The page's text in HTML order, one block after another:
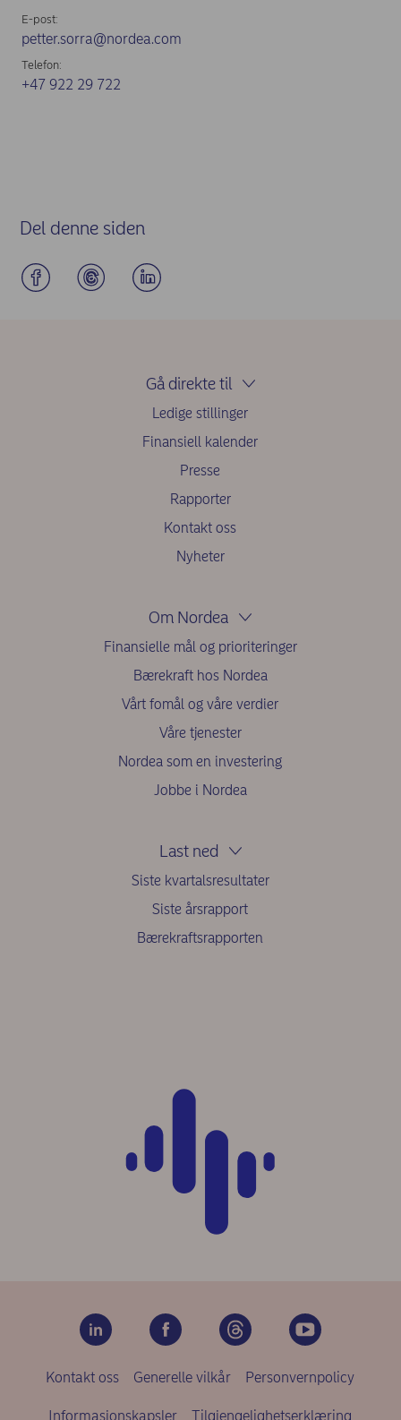
E-post:
petter.sorra@nordea.com
Telefon:
+47 922 29 722
Del denne siden
Gå direkte til
Ledige stillinger
Finansiell kalender
Presse
Rapporter
Kontakt oss
Nyheter
Om Nordea
Finansielle mål og prioriteringer
Bærekraft hos Nordea
Vårt fomål og våre verdier
Våre tjenester
Nordea som en investering
Jobbe i Nordea
Last ned
Siste kvartalsresultater
Siste årsrapport
Bærekraftsrapporten
Kontakt oss Generelle vilkår Personvernpolicy
Informasjonskapsler Tilgjengelighetserklæring